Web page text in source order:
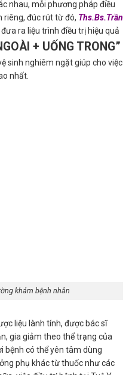
nhau, mỗi phương pháp điều
riêng, đúc rút từ đó, Ths.Bs.Trần
ra liệu trình điều trị hiệu quả
+ UỐNG TRONG”
sinh nghiêm ngặt giúp cho việc
nhất.
khám bệnh nhân
liệu lành tính, được bác sĩ
gia giảm theo thể trạng của
bệnh có thể yên tâm dùng
phụ khác từ thuốc như các